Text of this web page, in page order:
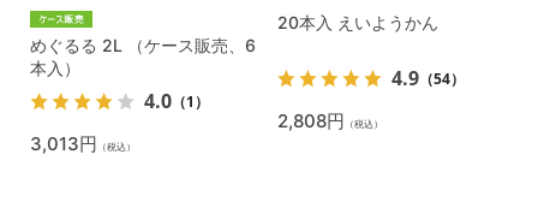
めぐるる 2L （ケース販売、6
本入）
4.0 （1）
3,013円 （税込）
20本入 えいようかん
4.9 （54）
2,808円 （税込）